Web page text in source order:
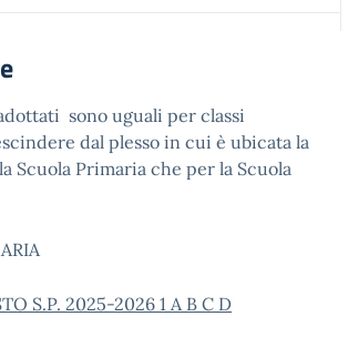
sono uguali per classi
dal plesso in cui è ubicata la
Scuola Primaria che per la Scuola
S.P. 2025-2026 1 A B C D